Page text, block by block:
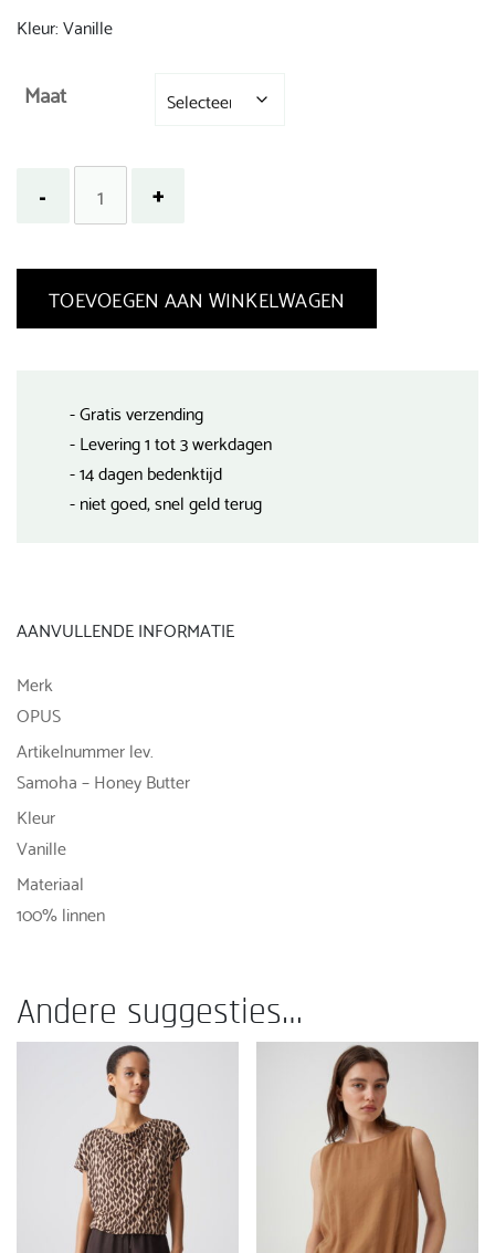
Kleur: Vanille
Maat
TOEVOEGEN AAN WINKELWAGEN
- Gratis verzending
- Levering 1 tot 3 werkdagen
- 14 dagen bedenktijd
- niet goed, snel geld terug
AANVULLENDE INFORMATIE
Merk
OPUS
Artikelnummer lev.
Samoha – Honey Butter
Kleur
Vanille
Materiaal
100% linnen
Andere suggesties…